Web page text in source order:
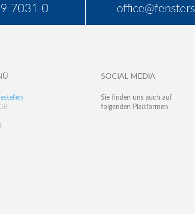
7031 0
SOCIAL MEDIA
Sie finden uns auch auf
folgenden Plattformen